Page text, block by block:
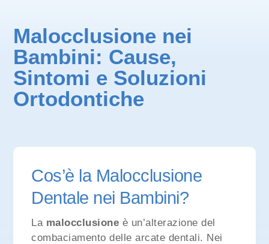
Malocclusione nei
Bambini: Cause,
Sintomi e Soluzioni
Ortodontiche
Cos’è la Malocclusione
Dentale nei Bambini?
La malocclusione è un’alterazione del
combaciamento delle arcate dentali. Nei